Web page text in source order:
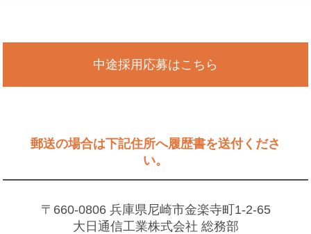
第二種電気工事士（必須）、第一種電気工事士（あれば
本社：兵庫県尼崎市金楽寺町1丁目2－65 ／各営業所
（勤務場所は希望の勤務地を考慮して決定します）
（1）電気・通信設備建設における施工管理業務及び、
電気・通信工事全般
中途採用応募はこちら
郵送の場合は下記住所へ履歴書を送付くださ
い。
〒660-0806 兵庫県尼崎市金楽寺町1-2-65
大日通信工業株式会社 総務部